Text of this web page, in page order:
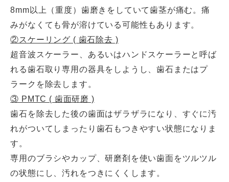
8mm以上（重度）歯磨きをしていて歯茎が痛む。痛
みがなくても骨が溶けている可能性もあります。
②スケーリング ( 歯石除去 )
超音波スケーラー、あるいはハンドスケーラーと呼ば
れる歯石取り専用の器具をしようし、歯石またはプ
ラークを除去します。
③ PMTC ( 歯面研磨 )
歯石を除去した後の歯面はザラザラになり、すぐに汚
れがついてしまったり歯石もつきやすい状態になりま
す。
専用のブラシやカップ、研磨剤を使い歯面をツルツル
の状態にし、汚れをつきにくくします。